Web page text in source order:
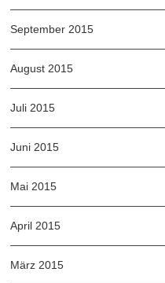
September 2015
August 2015
Juli 2015
Juni 2015
Mai 2015
April 2015
März 2015